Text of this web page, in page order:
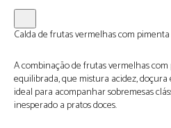
Calda de frutas vermelhas com pimenta
A combinação de frutas vermelhas
equilibrada, que mistura acidez,
ideal para acompanhar sobremesas
inesperado a pratos doces.